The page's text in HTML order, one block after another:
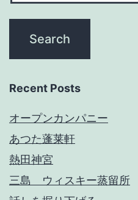
Recent Posts
オープンカンパニー
あつた蓬莱軒
熱田神宮
三島 ウィスキー蒸留所